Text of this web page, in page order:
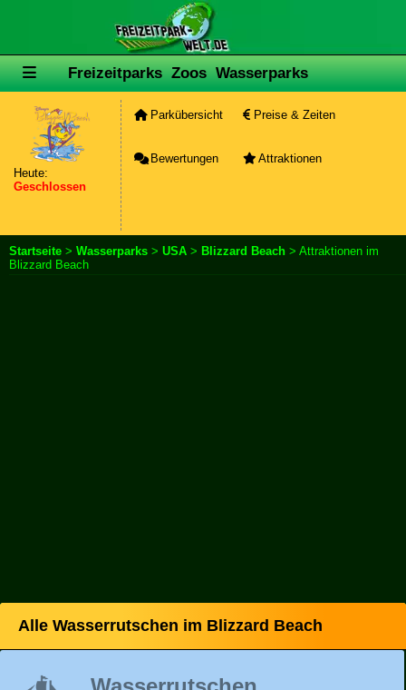
Freizeitparks Zoos Wasserparks
Heute:
Geschlossen
Parkübersicht Preise & Zeiten
Bewertungen Attraktionen
Startseite > Wasserparks > USA > Blizzard Beach > Attraktionen im
Blizzard Beach
Alle Wasserrutschen im Blizzard Beach